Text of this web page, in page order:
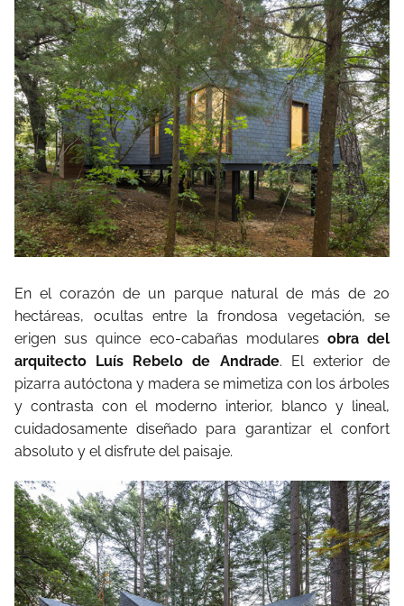
En el corazón de un parque natural de más de 20
hectáreas, ocultas entre la frondosa vegetación, se
erigen sus quince eco-cabañas modulares obra del
arquitecto Luís Rebelo de Andrade. El exterior de
pizarra autóctona y madera se mimetiza con los árboles
y contrasta con el moderno interior, blanco y lineal,
cuidadosamente diseñado para garantizar el confort
absoluto y el disfrute del paisaje.